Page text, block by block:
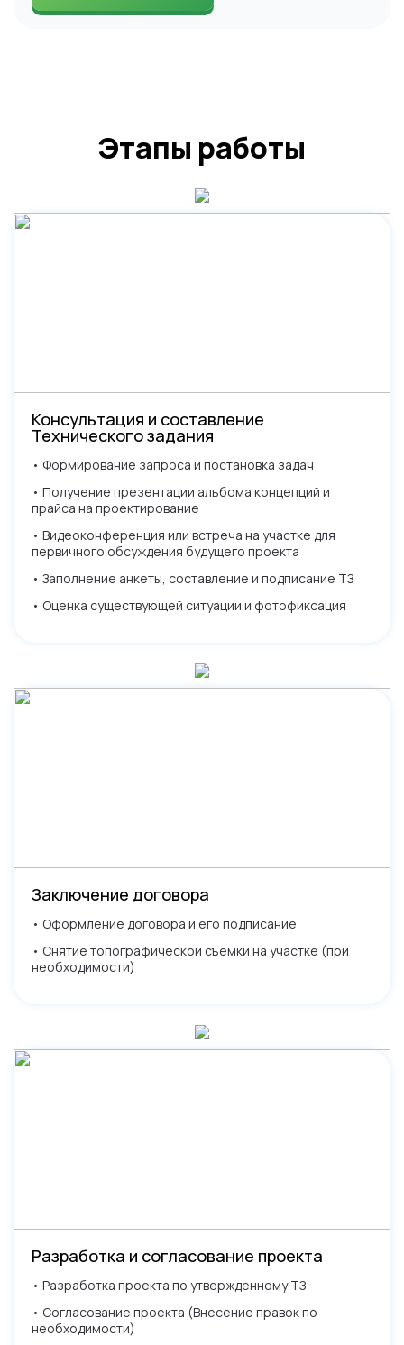
Этапы работы
Консультация и составление
Технического задания
• Формирование запроса и постановка задач
• Получение презентации альбома концепций и
прайса на проектирование
• Видеоконференция или встреча на участке для
первичного обсуждения будущего проекта
• Заполнение анкеты, составление и подписание ТЗ
• Оценка существующей ситуации и фотофиксация
Заключение договора
• Оформление договора и его подписание
• Снятие топографической съёмки на участке (при
необходимости)
Разработка и согласование проекта
• Разработка проекта по утвержденному ТЗ
• Согласование проекта (Внесение правок по
необходимости)